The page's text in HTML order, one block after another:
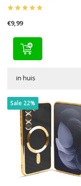
€9,99
Sale 22%